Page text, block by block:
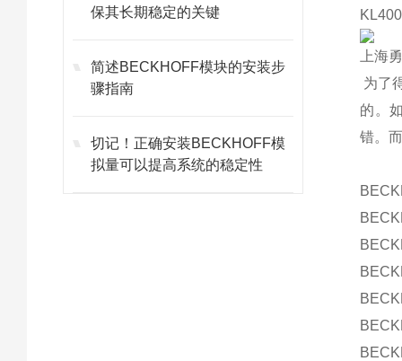
保其长期稳定的关键
简述BECKHOFF模块的安装步
骤指南
切记！正确安装BECKHOFF模
拟量可以提高系统的稳定性
上海
为了
的。
错。